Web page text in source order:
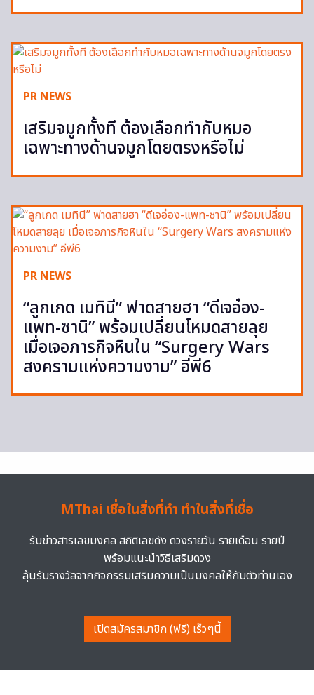
PR NEWS
เสริมจมูกทั้งที ต้องเลือกทำกับหมอ
เฉพาะทางด้านจมูกโดยตรงหรือไม่
PR NEWS
“ลูกเกด เมทินี” ฟาดสายฮา “ดีเจอ๋อง-
แพท-ซานิ” พร้อมเปลี่ยนโหมดสายลุย
เมื่อเจอภารกิจหินใน “Surgery Wars
สงครามแห่งความงาม” อีพี6
MThai เชื่อในสิ่งที่ทำ ทำในสิ่งที่เชื่อ
รับข่าวสารเลขมงคล สถิติเลขดัง ดวงรายวัน รายเดือน รายปี
พร้อมแนะนำวิธีเสริมดวง
ลุ้นรับรางวัลจากกิจกรรมเสริมความเป็นมงคลให้กับตัวท่านเอง
เปิดสมัครสมาชิก (ฟรี) เร็วๆนี้